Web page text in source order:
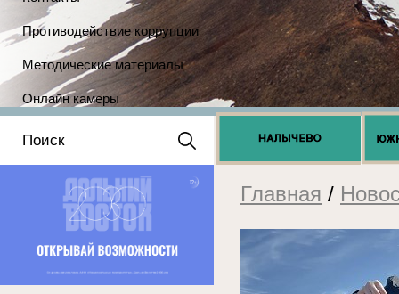
Противодействие коррупции
Методические материалы
Онлайн камеры
Положение о выдаче
разрешений 2025
Главная /